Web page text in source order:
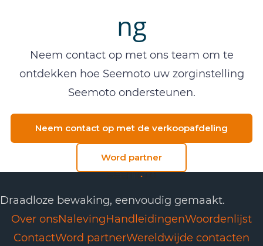
ng
Neem contact op met ons team om te
ontdekken hoe Seemoto uw zorginstelling
Seemoto ondersteunen.
Neem contact op met de verkoopafdeling
Word partner
Draadloze bewaking, eenvoudig gemaakt.
Over onsNalevingHandleidingenWoordenlijst
ContactWord partnerWereldwijde contacten